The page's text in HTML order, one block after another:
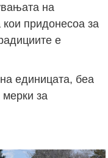
на
придонесоа за
е
единицата, беа
за